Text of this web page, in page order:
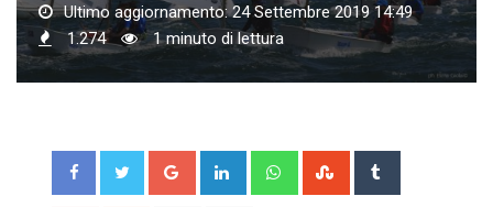
Ultimo aggiornamento: 24 Settembre 2019 14:49
1.274
1 minuto di lettura
Google+ LinkedIn WhatsappStumbleUpon